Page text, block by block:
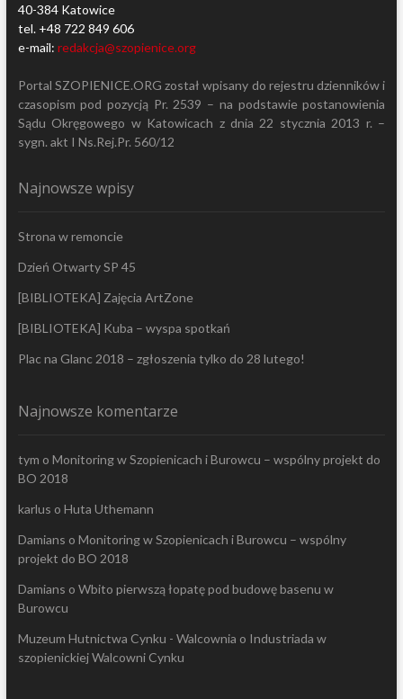
40-384 Katowice
tel. +48 722 849 606
e-mail: redakcja@szopienice.org
Portal SZOPIENICE.ORG został wpisany do rejestru dzienników i
czasopism pod pozycją Pr. 2539 – na podstawie postanowienia
Sądu Okręgowego w Katowicach z dnia 22 stycznia 2013 r. –
sygn. akt I Ns.Rej.Pr. 560/12
Najnowsze wpisy
Strona w remoncie
Dzień Otwarty SP 45
[BIBLIOTEKA] Zajęcia ArtZone
[BIBLIOTEKA] Kuba – wyspa spotkań
Plac na Glanc 2018 – zgłoszenia tylko do 28 lutego!
Najnowsze komentarze
tym o Monitoring w Szopienicach i Burowcu – wspólny projekt do
BO 2018
karlus o Huta Uthemann
Damians o Monitoring w Szopienicach i Burowcu – wspólny
projekt do BO 2018
Damians o Wbito pierwszą łopatę pod budowę basenu w
Burowcu
Muzeum Hutnictwa Cynku - Walcownia o Industriada w
szopienickiej Walcowni Cynku